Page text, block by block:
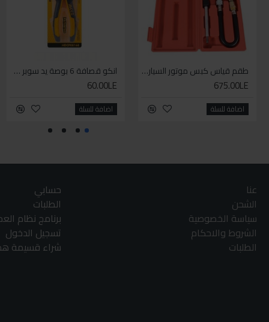
طقم قياس كبس موتور السياره 3 ق
675.00LE
اضافة للسلة
انكو قصافة 6 بوصة يد سوبر وان
60.00LE
اضافة للسلة
عنا
الشحن
سياسة الخصوصية
الشروط والاحكام
الطلبات
حسابي
الطلبات
برنامج نظام
تسجيل الدخول
شراء قسيمة